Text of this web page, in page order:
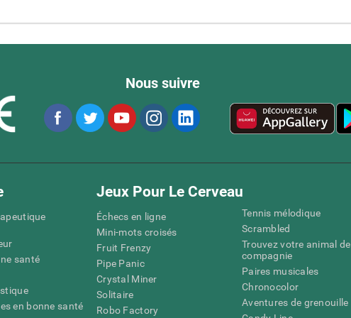
Nous suivre
santé
en bonne santé
Jeux Pour Le Cerveau
Échecs en ligne
Mini-mots croisés
Fruit Frenzy
Pipe Panic
Crystal Miner
Solitaire
Robo Factory
Tennis mélodique
Scrambled
Trouvez votre animal de
compagnie
Paires musicales
Chronocolor
Aventures de grenouille